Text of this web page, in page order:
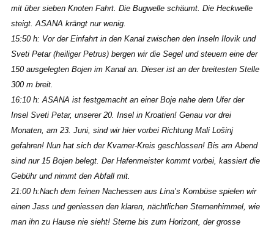
mit über sieben Knoten Fahrt. Die Bugwelle schäumt. Die Heckwelle
steigt. ASANA krängt nur wenig.
15:50 h: Vor der Einfahrt in den Kanal zwischen den Inseln Ilovik und
Sveti Petar (heiliger Petrus) bergen wir die Segel und steuern eine der
150 ausgelegten Bojen im Kanal an. Dieser ist an der breitesten Stelle
300 m breit.
16:10 h: ASANA ist festgemacht an einer Boje nahe dem Ufer der
Insel Sveti Petar, unserer 20. Insel in Kroatien! Genau vor drei
Monaten, am 23. Juni, sind wir hier vorbei Richtung Mali Lošinj
gefahren! Nun hat sich der Kvarner-Kreis geschlossen! Bis am Abend
sind nur 15 Bojen belegt. Der Hafenmeister kommt vorbei, kassiert die
Gebühr und nimmt den Abfall mit.
21:00 h:Nach dem feinen Nachessen aus Lina’s Kombüse spielen wir
einen Jass und geniessen den klaren, nächtlichen Sternenhimmel, wie
man ihn zu Hause nie sieht! Sterne bis zum Horizont, der grosse